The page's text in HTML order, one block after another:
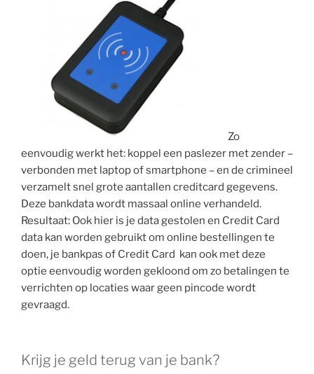
Zo
eenvoudig werkt het: koppel een paslezer met zender –
verbonden met laptop of smartphone – en de crimineel
verzamelt snel grote aantallen creditcard gegevens.
Deze bankdata wordt massaal online verhandeld.
Resultaat: Ook hier is je data gestolen en Credit Card
data kan worden gebruikt om online bestellingen te
doen, je bankpas of Credit Card kan ook met deze
optie eenvoudig worden gekloond om zo betalingen te
verrichten op locaties waar geen pincode wordt
gevraagd.
Krijg je geld terug van je bank?